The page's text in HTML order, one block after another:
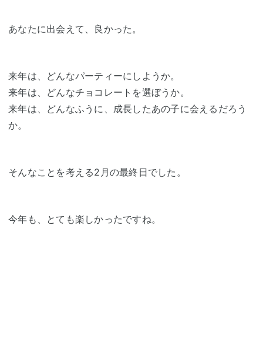
あなたに出会えて、良かった。
来年は、どんなパーティーにしようか。
来年は、どんなチョコレートを選ぼうか。
来年は、どんなふうに、成長したあの子に会えるだろう
か。
そんなことを考える2月の最終日でした。
今年も、とても楽しかったですね。